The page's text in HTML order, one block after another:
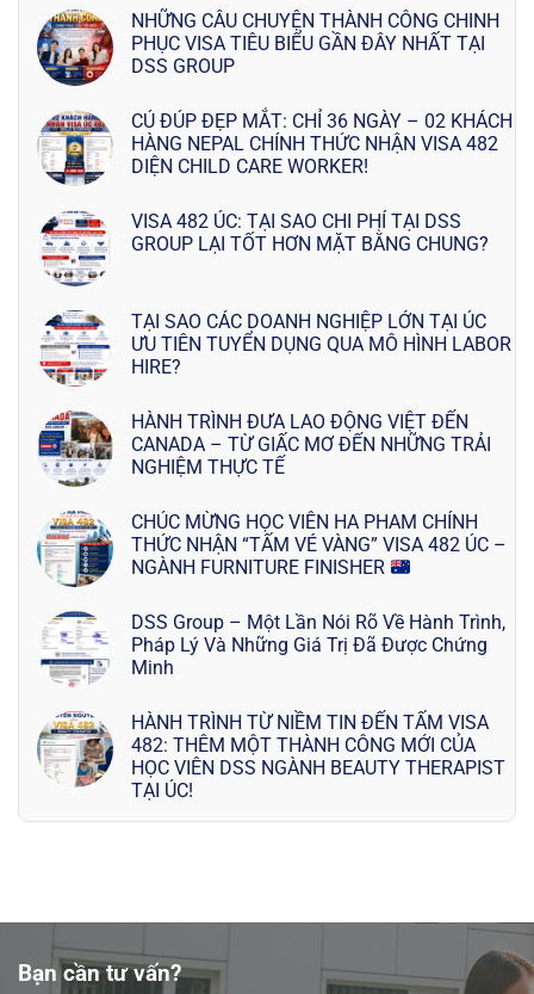
NHỮNG CÂU CHUYỆN THÀNH CÔNG CHINH
PHỤC VISA TIÊU BIỂU GẦN ĐÂY NHẤT TẠI
DSS GROUP
CÚ ĐÚP ĐẸP MẮT: CHỈ 36 NGÀY – 02 KHÁCH
HÀNG NEPAL CHÍNH THỨC NHẬN VISA 482
DIỆN CHILD CARE WORKER!
VISA 482 ÚC: TẠI SAO CHI PHÍ TẠI DSS
GROUP LẠI TỐT HƠN MẶT BẰNG CHUNG?
TẠI SAO CÁC DOANH NGHIỆP LỚN TẠI ÚC
ƯU TIÊN TUYỂN DỤNG QUA MÔ HÌNH LABOR
HIRE?
HÀNH TRÌNH ĐƯA LAO ĐỘNG VIỆT ĐẾN
CANADA – TỪ GIẤC MƠ ĐẾN NHỮNG TRẢI
NGHIỆM THỰC TẾ
CHÚC MỪNG HỌC VIÊN HA PHAM CHÍNH
THỨC NHẬN “TẤM VÉ VÀNG” VISA 482 ÚC –
NGÀNH FURNITURE FINISHER
DSS Group – Một Lần Nói Rõ Về Hành Trình,
Pháp Lý Và Những Giá Trị Đã Được Chứng
Minh
HÀNH TRÌNH TỪ NIỀM TIN ĐẾN TẤM VISA
482: THÊM MỘT THÀNH CÔNG MỚI CỦA
HỌC VIÊN DSS NGÀNH BEAUTY THERAPIST
TẠI ÚC!
Bạn cần tư vấn?